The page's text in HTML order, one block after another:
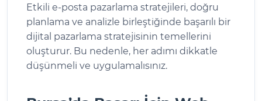
Etkili e-posta pazarlama stratejileri, doğru
planlama ve analizle birleştiğinde başarılı bir
dijital pazarlama stratejisinin temellerini
oluşturur. Bu nedenle, her adımı dikkatle
düşünmeli ve uygulamalısınız.